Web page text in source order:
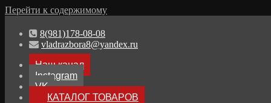
Перейти к содержимому
8(981)178-08-08
vladrazbora8@yandex.ru
Наш канал
Instagram
VK
КАТАЛОГ ТОВАРОВ